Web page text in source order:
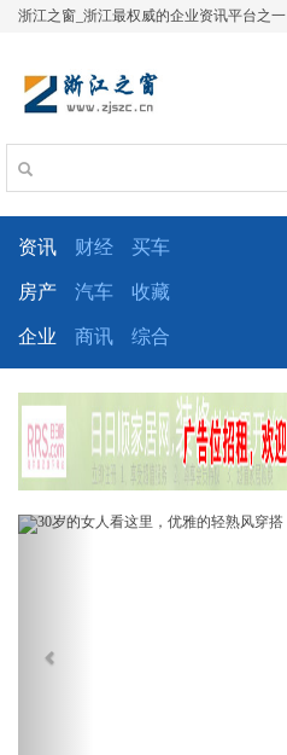
浙江之窗_浙江最权威的企业资讯平台之一
资讯 财经 买车
房产 汽车 收藏
企业 商讯 综合
Previous